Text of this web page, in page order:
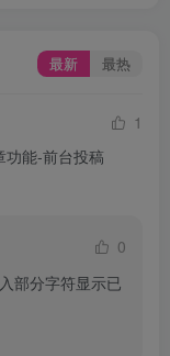
最新 最热
1
功能-前台投稿
0
部分字符显示已